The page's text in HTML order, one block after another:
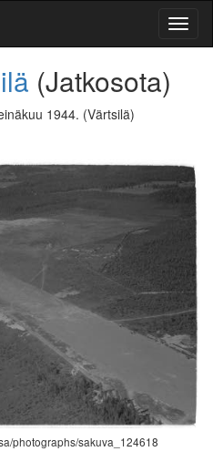
(Jatkosota)
1944. (Värtsilä)
photographs/sakuva_124618